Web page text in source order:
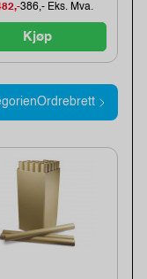
386,- Eks. Mva.
Kjøp